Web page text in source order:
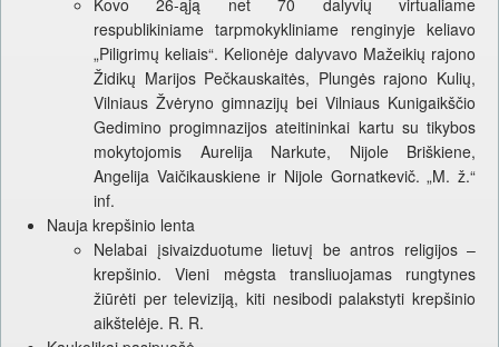
Kovo 26-ąją net 70 dalyvių virtualiame
respublikiniame tarpmokykliniame renginyje keliavo
„Piligrimų keliais“. Kelionėje dalyvavo Mažeikių rajono
Židikų Marijos Pečkauskaitės, Plungės rajono Kulių,
Vilniaus Žvėryno gimnazijų bei Vilniaus Kunigaikščio
Gedimino progimnazijos ateitininkai kartu su tikybos
mokytojomis Aurelija Narkute, Nijole Briškiene,
Angelija Vaičikauskiene ir Nijole Gornatkevič. „M. ž.“
inf.
Nauja krepšinio lenta
Nelabai įsivaizduotume lietuvį be antros religijos –
krepšinio. Vieni mėgsta transliuojamas rungtynes
žiūrėti per televiziją, kiti nesibodi palakstyti krepšinio
aikštelėje. R. R.